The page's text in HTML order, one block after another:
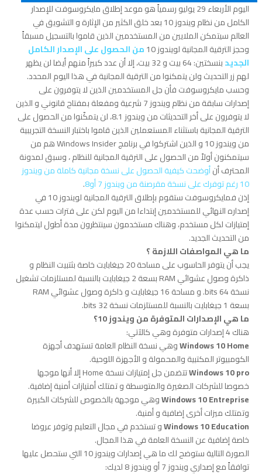
اليوم الأربعاء 29 يوليو رسمياً هو موعد إطلاق مايكروسوفت للإصدار
الكامل من نظام ويندوز 10 بعد خلق الكثير من الإثارة و التشويق في
العالم سيتمكن الملايين من المستخدمين الذين قاموا بالتسجيل مسبقاً
وحجز الترقية المجانية لويندوز 10
من الحصول على الإصدار الكامل
الجديد
بنسختين: 64 بيت و 32 بيت، إلا أن عدد كبيراً منهم أيضا لن يظهر
لهم زر التحديث ولن يتمكنوا من الترقية المجانية في هذا اليوم المحدد.
وحسب مايكروسوفت فأن جل المستخدمين الذين لا يتوفرون على
إصدارات سابقة من نظام ويندوز 7 شرعية ومفعلة بمفتاح قانوني و الذين
لا يتوفرون على أخر التحديثات من ويندوز 8.1، لن يتمكّنوا من الحصول على
الترقية المجانية باستثناء المستعملين الذين قاموا باختبار النسخة التجريبية
من ويندوز 10 و الذين اشتركوا في برنامج Windows Insider هم من
سيتمكنون أولاً من الحصول على الترقية المجانية للنظام ، وسبق لمدونة
المحترف أنأوضحت كيفية الحصول على نسخة مجانية كاملة من ويندوز
10 رغم توفرك على نسخة مقرصنة من ويندوز 7 أو8
.
إذن فمايكروسوفت ستقوم بإطلاق الترقية المجانية لويندوز 10 في
إصداره النهائي للمستخدمين إبتداءا من اليوم لكن على فترات حسب عدة
إمتيازات لكل مستخدم، وهناك مستخدمون سينتظرون مدة أطول ليتمكنوا
من التحديث الجديد.
ما هي المواصفات اللازمة ؟
يجب أن يتوفر الحاسوب على مساحة 20 جيغابايت خاصة بثتبيت النظام و
ذاكرة وصول عشوائي RAM بسعة 2 جيغابايت بالنسبة لمستلزمات تشغيل
نسخة 64 bits. و مساحة 16 جيغابايت و ذاكرة وصول عشوائي RAM
بسعة 1 جيغابايت بالنسبة للمستلزمات نسخة 32 bits.
ما هي الإصدارات المتوفرة من ويندوز 10؟
هناك 4 إصدارات متوفرة وهي كالآتي:
Windows 10 Homeوهي نسخة النظام العامة تستهدف أجهزة
الكومبيوتر المكتبية والمحمولة و الأجهزة اللوحية.
Windows 10 pro
تتضمن جل إمتيازات نسخة Home إلا أنها موجها
خصوصا للشركات الصغيرة والمتوسطة و تمتلك أمتيازات أمنية إضافية.
Windows 10 Entrepriseوهي موجهة بالخصوص للشركات الكبيرة
وتمتلك ميزات أخرى إضافية و أمنية.
Windows 10 Educationو تستخدم في مجال التعليم وتوفر عروضا
خاصة إضافية عن النسخة العامة في هذا المجال.
الصورة التالية ستوضح لك ما هي إصدارات ويندوز 10 التي ستحصل عليها
توافقاً مع إصداري ويندوز 7 أو ويندوز 8 لديك: